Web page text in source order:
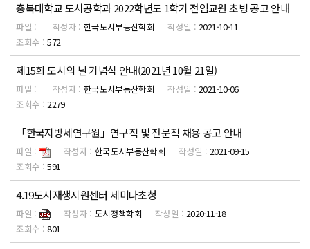
충북대학교 도시공학과 2022학년도 1학기 전임교원 초빙 공고 안내
한국도시부동산학회
2021-10-11
572
제15회 도시의 날 기념식 안내(2021년 10월 21일)
한국도시부동산학회
2021-10-06
2279
「한국지방세연구원」연구직 및 전문직 채용 공고 안내
한국도시부동산학회
2021-09-15
591
4.19도시재생지원센터 세미나초청
도시정책학회
2020-11-18
801